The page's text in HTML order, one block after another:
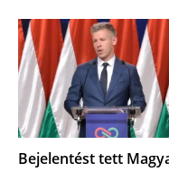
Bejelentést tett